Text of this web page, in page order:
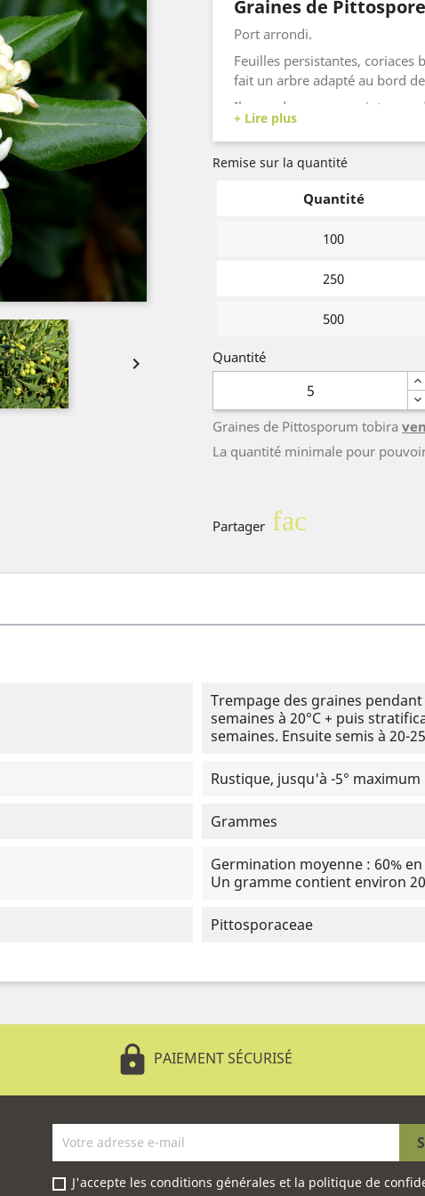

Graines de
Port arrondi.
Feuilles persistantes, coriaces
fait un arbre adapté au bord
Il vous donnera au printemps
d'oranger.
Vous obtiendrez également
automne.
Vous pouvez le planter pour
Remise sur la quantité
Quantité
100
250
500
Quantité
Graines de Pittosporum tobira
La quantité minimale pour
Partager facebook
Trempage des graines
semaines à 20°C + puis
semaines. Ensuite semis à 20-
Rustique, jusqu'à -5° maximum
Grammes
Germination moyenne : 60%
Un gramme contient environ
Pittosporaceae
lock PAIEMENT SÉCURISÉ
J'accepte les conditions générales et la politique de